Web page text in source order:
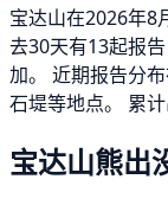
宝达山在2026年8
去30天有13起报
加。 近期报告分
石堤等地点。 累
宝达山熊出